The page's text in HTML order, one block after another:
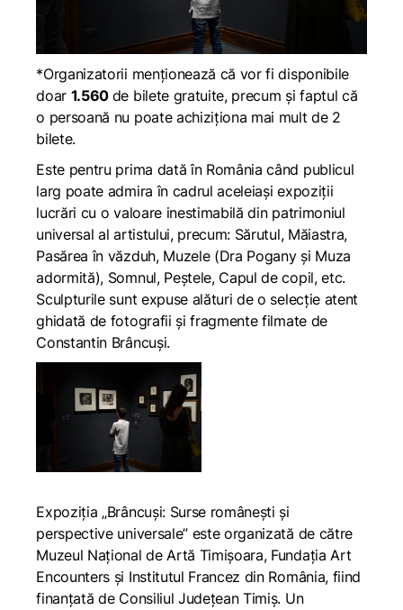
*Organizatorii menționează că vor fi disponibile
doar 1.560 de bilete gratuite, precum și faptul că
o persoană nu poate achiziționa mai mult de 2
bilete.
Este pentru prima dată în România când publicul
larg poate admira în cadrul aceleiași expoziții
lucrări cu o valoare inestimabilă din patrimoniul
universal al artistului, precum: Sărutul, Măiastra,
Pasărea în văzduh, Muzele(Dra Pogany și Muza
adormită), Somnul, Peștele, Capul de copil, etc.
Sculpturile sunt expuse alături de o selecție atent
ghidată de fotografii și fragmente filmate de
Constantin Brâncuși.
Expoziția „Brâncuși: Surse românești și
perspective universale” este organizată de către
Muzeul Național de Artă Timișoara, Fundația Art
Encounters și Institutul Francez din România, fiind
finanțată de Consiliul Judeţean Timiş. Un